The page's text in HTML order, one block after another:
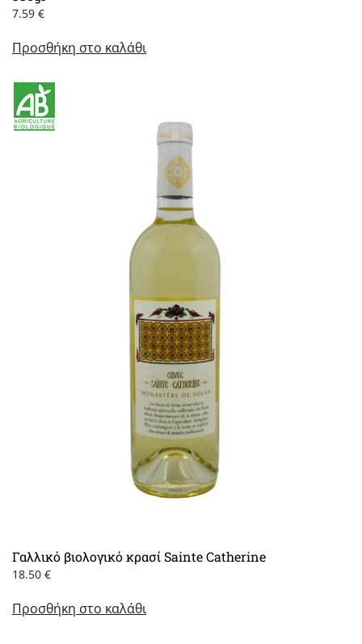
7.59 €
Προσθήκη στο καλάθι
Γαλλικό βιολογικό κρασί Sainte Catherine
18.50 €
Προσθήκη στο καλάθι